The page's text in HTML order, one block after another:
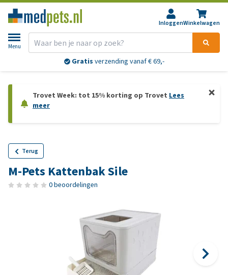
InloggenWinkelwagen
Menu
Gratis verzending vanaf € 69,-
Trovet Week: tot 15% korting op Trovet Lees
meer
Terug
M-Pets Kattenbak Sile
0 beoordelingen